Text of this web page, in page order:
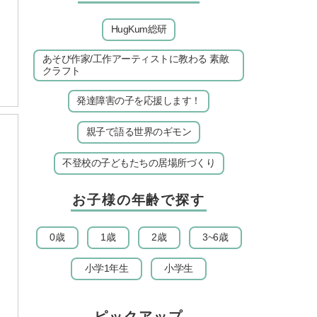
HugKum総研
あそび作家/工作アーティストに教わる 素敵
クラフト
発達障害の子を応援します！
親子で語る世界のギモン
不登校の子どもたちの居場所づくり
お子様の年齢で探す
0歳 1歳 2歳 3~6歳
小学1年生 小学生